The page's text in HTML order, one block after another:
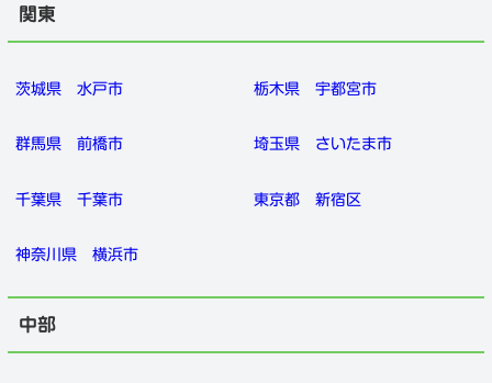
関東
茨城県 水戸市 栃木県 宇都宮市
群馬県 前橋市 埼玉県 さいたま市
千葉県 千葉市 東京都 新宿区
神奈川県 横浜市
中部